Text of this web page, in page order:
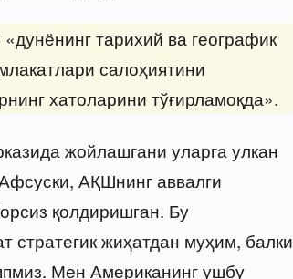
тарихий ва географик
салоҳиятини
хатоларини тўғирламоқда».
жойлашгани уларга улкан
АҚШнинг аввалги
қолдиришган. Бу
стратегик жиҳатдан муҳим, балки
Мен Американинг ушбу